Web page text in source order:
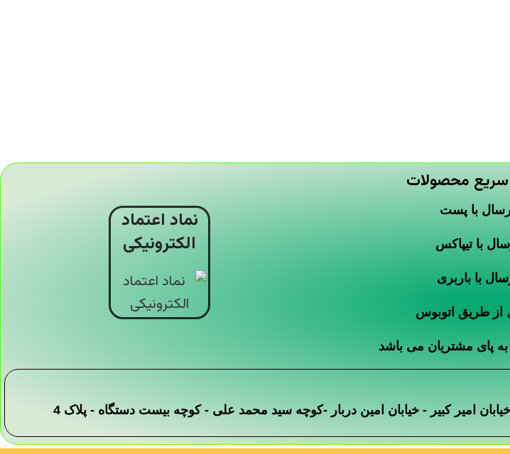
سریع محصولات
با پست
با تیپاکس
با باربری
از طریق اتوبوس
پای مشتریان می باشد
نماد اعتماد
الکترونیکی
امیر کبیر - خیابان امین دربار -کوچه سید محمد علی - کوچه بیست دستگاه - پلاک 4